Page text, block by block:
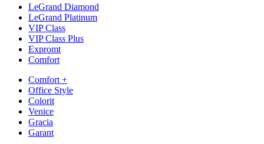
LeGrand Diamond
LeGrand Platinum
VIP Class
VIP Class Plus
Expromt
Comfort
Comfort +
Office Style
Colorit
Venice
Gracia
Garant